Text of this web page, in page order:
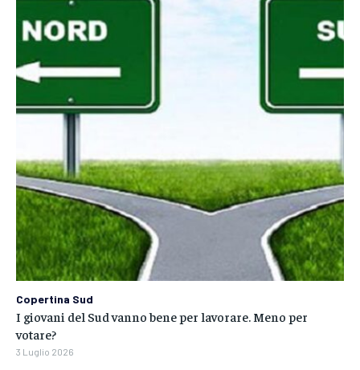
Copertina Sud
I giovani del Sud vanno bene per lavorare. Meno per
votare?
3 Luglio 2026